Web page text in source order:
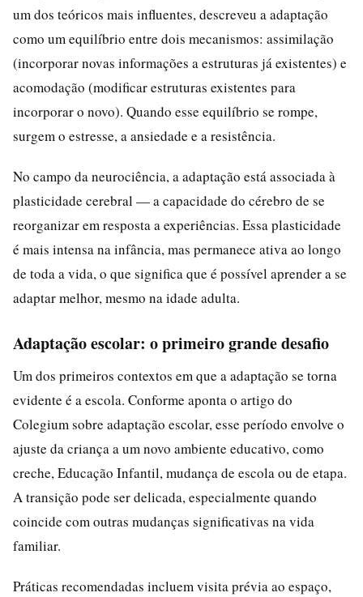
um dos teóricos mais influentes, descreveu a adaptação
como um equilíbrio entre dois mecanismos: assimilação
(incorporar novas informações a estruturas já existentes) e
acomodação (modificar estruturas existentes para
incorporar o novo). Quando esse equilíbrio se rompe,
surgem o estresse, a ansiedade e a resistência.
No campo da neurociência, a adaptação está associada à
plasticidade cerebral — a capacidade do cérebro de se
reorganizar em resposta a experiências. Essa plasticidade
é mais intensa na infância, mas permanece ativa ao longo
de toda a vida, o que significa que é possível aprender a se
adaptar melhor, mesmo na idade adulta.
Adaptação escolar: o primeiro grande desafio
Um dos primeiros contextos em que a adaptação se torna
evidente é a escola. Conforme aponta o artigo do
Colegium sobre adaptação escolar, esse período envolve o
ajuste da criança a um novo ambiente educativo, como
creche, Educação Infantil, mudança de escola ou de etapa.
A transição pode ser delicada, especialmente quando
coincide com outras mudanças significativas na vida
familiar.
Práticas recomendadas incluem visita prévia ao espaço,